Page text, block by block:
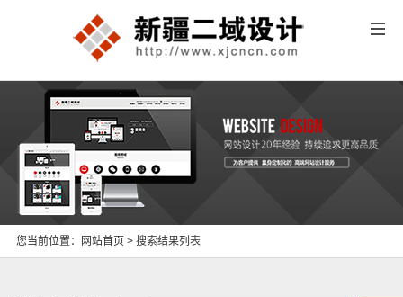
您当前位置： 网站首页 > 搜索结果列表